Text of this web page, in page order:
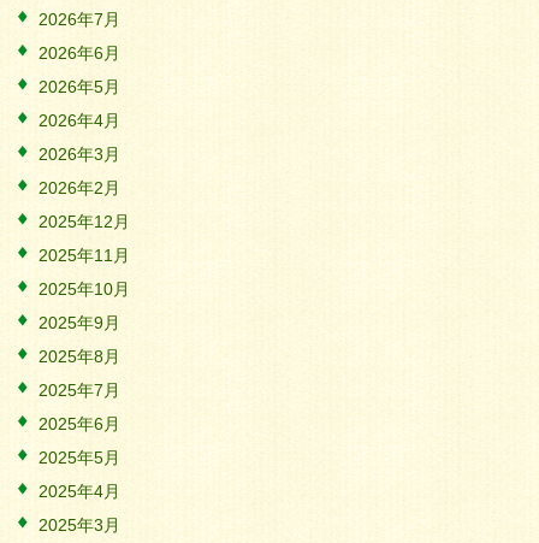
2026年7月
2026年6月
2026年5月
2026年4月
2026年3月
2026年2月
2025年12月
2025年11月
2025年10月
2025年9月
2025年8月
2025年7月
2025年6月
2025年5月
2025年4月
2025年3月